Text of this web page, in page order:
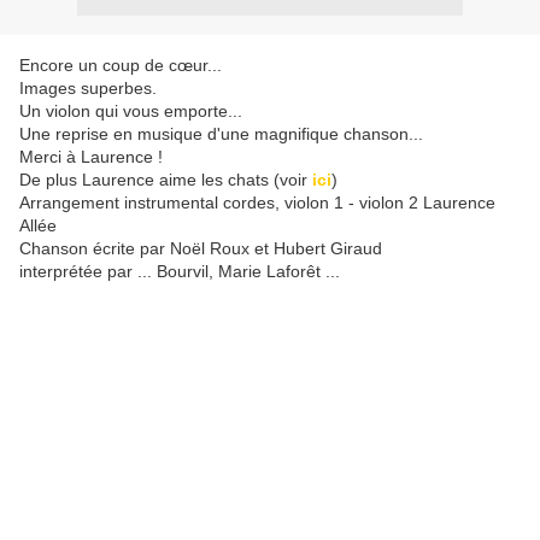
Encore un coup de cœur...
Images superbes.
Un violon qui vous emporte...
Une reprise en musique d'une magnifique chanson...
Merci à Laurence !
De plus Laurence aime les chats (voir ici)
Arrangement instrumental cordes, violon 1 - violon 2 Laurence
Allée
Chanson écrite par Noël Roux et Hubert Giraud
interprétée par ... Bourvil, Marie Laforêt ...